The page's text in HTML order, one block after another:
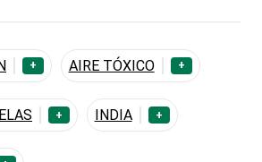
+ AIRE TÓXICO +
+ INDIA +